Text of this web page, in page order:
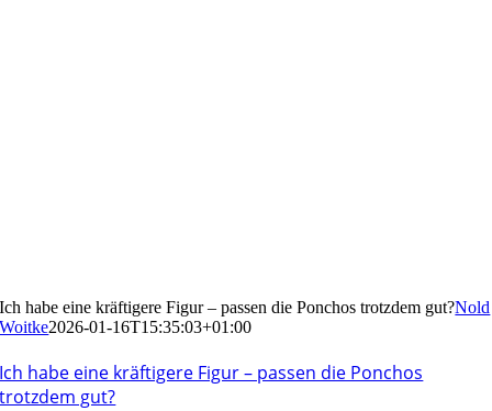
Ich habe eine kräftigere Figur – passen die Ponchos trotzdem gut?Nold
Woitke2026-01-16T15:35:03+01:00
Ich habe eine kräftigere Figur – passen die Ponchos
trotzdem gut?